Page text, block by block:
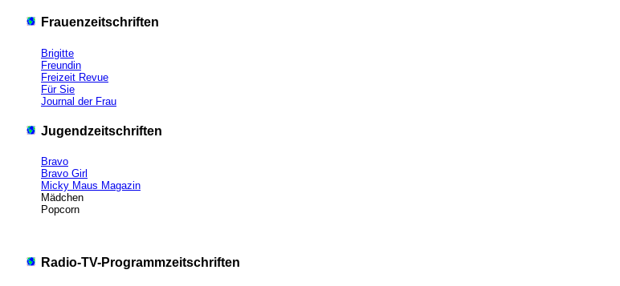
Frauenzeitschriften
Brigitte
Freundin
Freizeit Revue
Für Sie
Journal der Frau
Jugendzeitschriften
Bravo
Bravo Girl
Micky Maus Magazin
Mädchen
Popcorn
Radio-TV-Programmzeitschriften